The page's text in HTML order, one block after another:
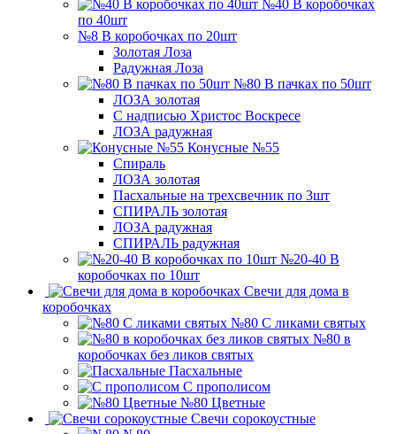
№40 В коробочках
по 40шт
№8 В коробочках по 20шт
Золотая Лоза
Радужная Лоза
№80 В пачках по 50шт
ЛОЗА золотая
С надписью Христос Воскресе
ЛОЗА радужная
Конусные №55
Спираль
ЛОЗА золотая
Пасхальные на трехсвечник по 3шт
СПИРАЛЬ золотая
ЛОЗА радужная
СПИРАЛЬ радужная
№20-40 В
коробочках по 10шт
Свечи для дома в
коробочках
№80 С ликами святых
№80 в
коробочках без ликов святых
Пасхальные
С прополисом
№80 Цветные
Свечи сорокоустные